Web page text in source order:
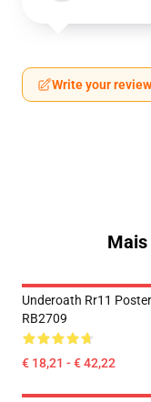
Write your review
Underoath Rr11 Poster
RB2709
€ 18,21 - € 42,22